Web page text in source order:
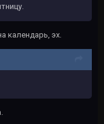
календарь, эх.